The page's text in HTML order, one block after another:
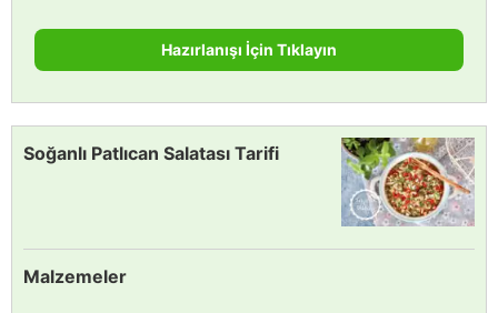
Hazırlanışı İçin Tıklayın
Soğanlı Patlıcan Salatası Tarifi
Malzemeler